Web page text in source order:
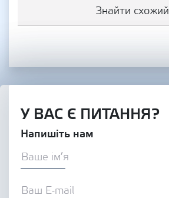
Знайти схожий
У ВАС Є ПИТАННЯ?
Напишіть нам